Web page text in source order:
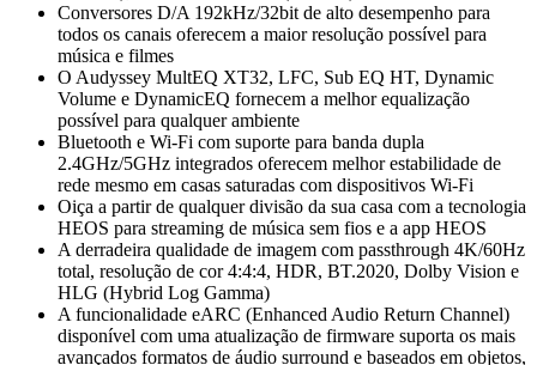
Conversores D/A 192kHz/32bit de alto desempenho para
todos os canais oferecem a maior resolução possível para
música e filmes
O Audyssey MultEQ XT32, LFC, Sub EQ HT, Dynamic
Volume e DynamicEQ fornecem a melhor equalização
possível para qualquer ambiente
Bluetooth e Wi-Fi com suporte para banda dupla
2.4GHz/5GHz integrados oferecem melhor estabilidade de
rede mesmo em casas saturadas com dispositivos Wi-Fi
Oiça a partir de qualquer divisão da sua casa com a tecnologia
HEOS para streaming de música sem fios e a app HEOS
A derradeira qualidade de imagem com passthrough 4K/60Hz
total, resolução de cor 4:4:4, HDR, BT.2020, Dolby Vision e
HLG (Hybrid Log Gamma)
A funcionalidade eARC (Enhanced Audio Return Channel)
disponível com uma atualização de firmware suporta os mais
avançados formatos de áudio surround e baseados em objetos,